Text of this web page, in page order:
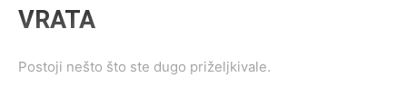
VRATA
Postoji nešto što ste dugo priželjkivale.